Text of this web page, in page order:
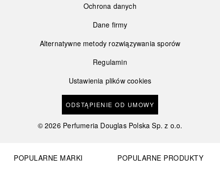
Ochrona danych
Dane firmy
Alternatywne metody rozwiązywania sporów
Regulamin
Ustawienia plików cookies
ODSTĄPIENIE OD UMOWY
©2026 Perfumeria Douglas Polska Sp. z o.o.
POPULARNE MARKI
POPULARNE PRODUKTY